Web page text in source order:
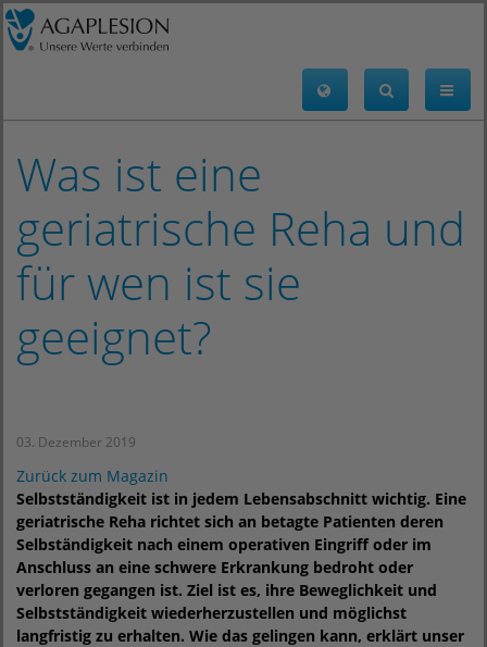
Was ist eine
geriatrische Reha und
für wen ist sie
geeignet?
03. Dezember 2019
Zurück zum Magazin
Selbstständigkeit ist in jedem Lebensabschnitt wichtig. Eine
geriatrische Reha richtet sich an betagte Patienten deren
Selbständigkeit nach einem operativen Eingriff oder im
Anschluss an eine schwere Erkrankung bedroht oder
verloren gegangen ist. Ziel ist es, ihre Beweglichkeit und
Selbstständigkeit wiederherzustellen und möglichst
langfristig zu erhalten. Wie das gelingen kann, erklärt unser